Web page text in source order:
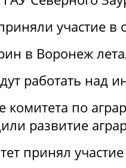
участие в
в Воронеж
работать над
комитета по
развитие
принял